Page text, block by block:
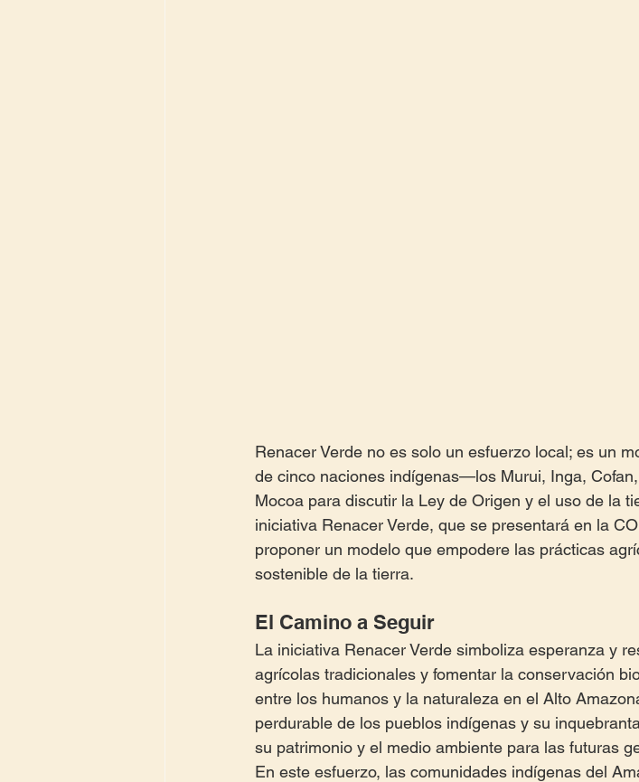
Renacer Verde no es solo un esfuerzo local; es un
de cinco naciones indígenas—los Murui, Inga,
Mocoa para discutir la Ley de Origen y el uso de la
iniciativa Renacer Verde, que se presentará en la
proponer un modelo que empodere las prácticas
sostenible de la tierra.
El Camino a Seguir
La iniciativa Renacer Verde simboliza esperanza y
agrícolas tradicionales y fomentar la conservación
entre los humanos y la naturaleza en el Alto
perdurable de los pueblos indígenas y su
su patrimonio y el medio ambiente para las futuras
En este esfuerzo, las comunidades indígenas del